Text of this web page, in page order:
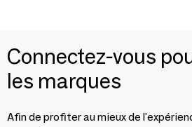
Connectez-vous
les marques
Afin de profiter au mieux de